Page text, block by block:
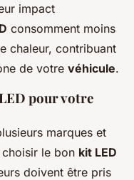
impact
consomment moins
chaleur, contribuant
de votre véhicule.
pour votre
marques et
le bon kit LED
doivent être pris